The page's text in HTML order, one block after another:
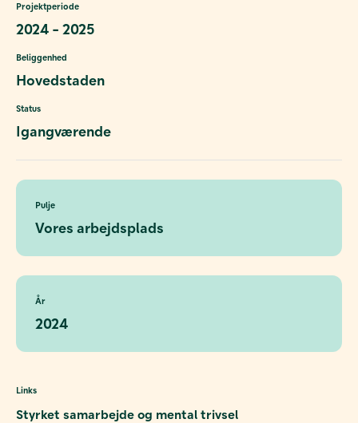
Projektperiode
2024 - 2025
Beliggenhed
Hovedstaden
Status
Igangværende
Pulje
Vores arbejdsplads
År
2024
Links
Styrket samarbejde og mental trivsel